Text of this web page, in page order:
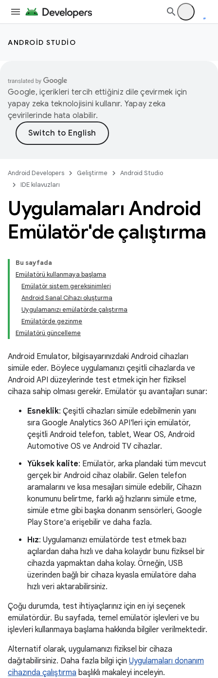
ANDROID STUDIO
Google, içerikleri tercih ettiğiniz dile çevirmek için
yapay zeka teknolojisini kullanır. Yapay zeka
çevirilerinde hata olabilir.
Android Developers Geliştirme
Android Studio
IDE kılavuzları
Uygulamaları Android
Emülatör'de çalıştırma
Bu sayfada
Emülatörü kullanmaya başlama
Emülatör sistem gereksinimleri
Android Sanal Cihazı oluşturma
Uygulamanızı emülatörde çalıştırma
Emülatörde gezinme
Emülatörü güncelleme
Android Emulator, bilgisayarınızdaki Android cihazları
simüle eder. Böylece uygulamanızı çeşitli cihazlarda ve
Android API düzeylerinde test etmek için her fiziksel
cihaza sahip olması gerekir. Emülatör şu avantajları sunar:
Esneklik: Çeşitli cihazları simüle edebilmenin yanı
sıra Google Analytics 360 API'leri için emülatör,
çeşitli Android telefon, tablet, Wear OS, Android
Automotive OS ve Android TV cihazlar.
Yüksek kalite: Emülatör, arka plandaki tüm mevcut
gerçek bir Android cihaz olabilir. Gelen telefon
aramalarını ve kısa mesajları simüle edebilir, Cihazın
konumunu belirtme, farklı ağ hızlarını simüle etme,
simüle etme gibi başka donanım sensörleri, Google
Play Store'a erişebilir ve daha fazla.
Hız: Uygulamanızı emülatörde test etmek bazı
açılardan daha hızlı ve daha kolaydır bunu fiziksel bir
cihazda yapmaktan daha kolay. Örneğin, USB
üzerinden bağlı bir cihaza kıyasla emülatöre daha
hızlı veri aktarabilirsiniz.
Çoğu durumda, test ihtiyaçlarınız için en iyi seçenek
emülatördür. Bu sayfada, temel emülatör işlevleri ve bu
işlevleri kullanmaya başlama hakkında bilgiler verilmektedir.
Alternatif olarak, uygulamanızı fiziksel bir cihaza
dağıtabilirsiniz. Daha fazla bilgi için Uygulamaları donanım
cihazında çalıştırma başlıklı makaleyi inceleyin.